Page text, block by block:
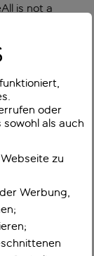
is not a
oder
als auch
zu
Werbung,